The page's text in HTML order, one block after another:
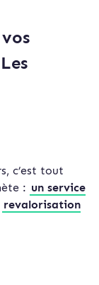
c’est tout
: un service
revalorisation